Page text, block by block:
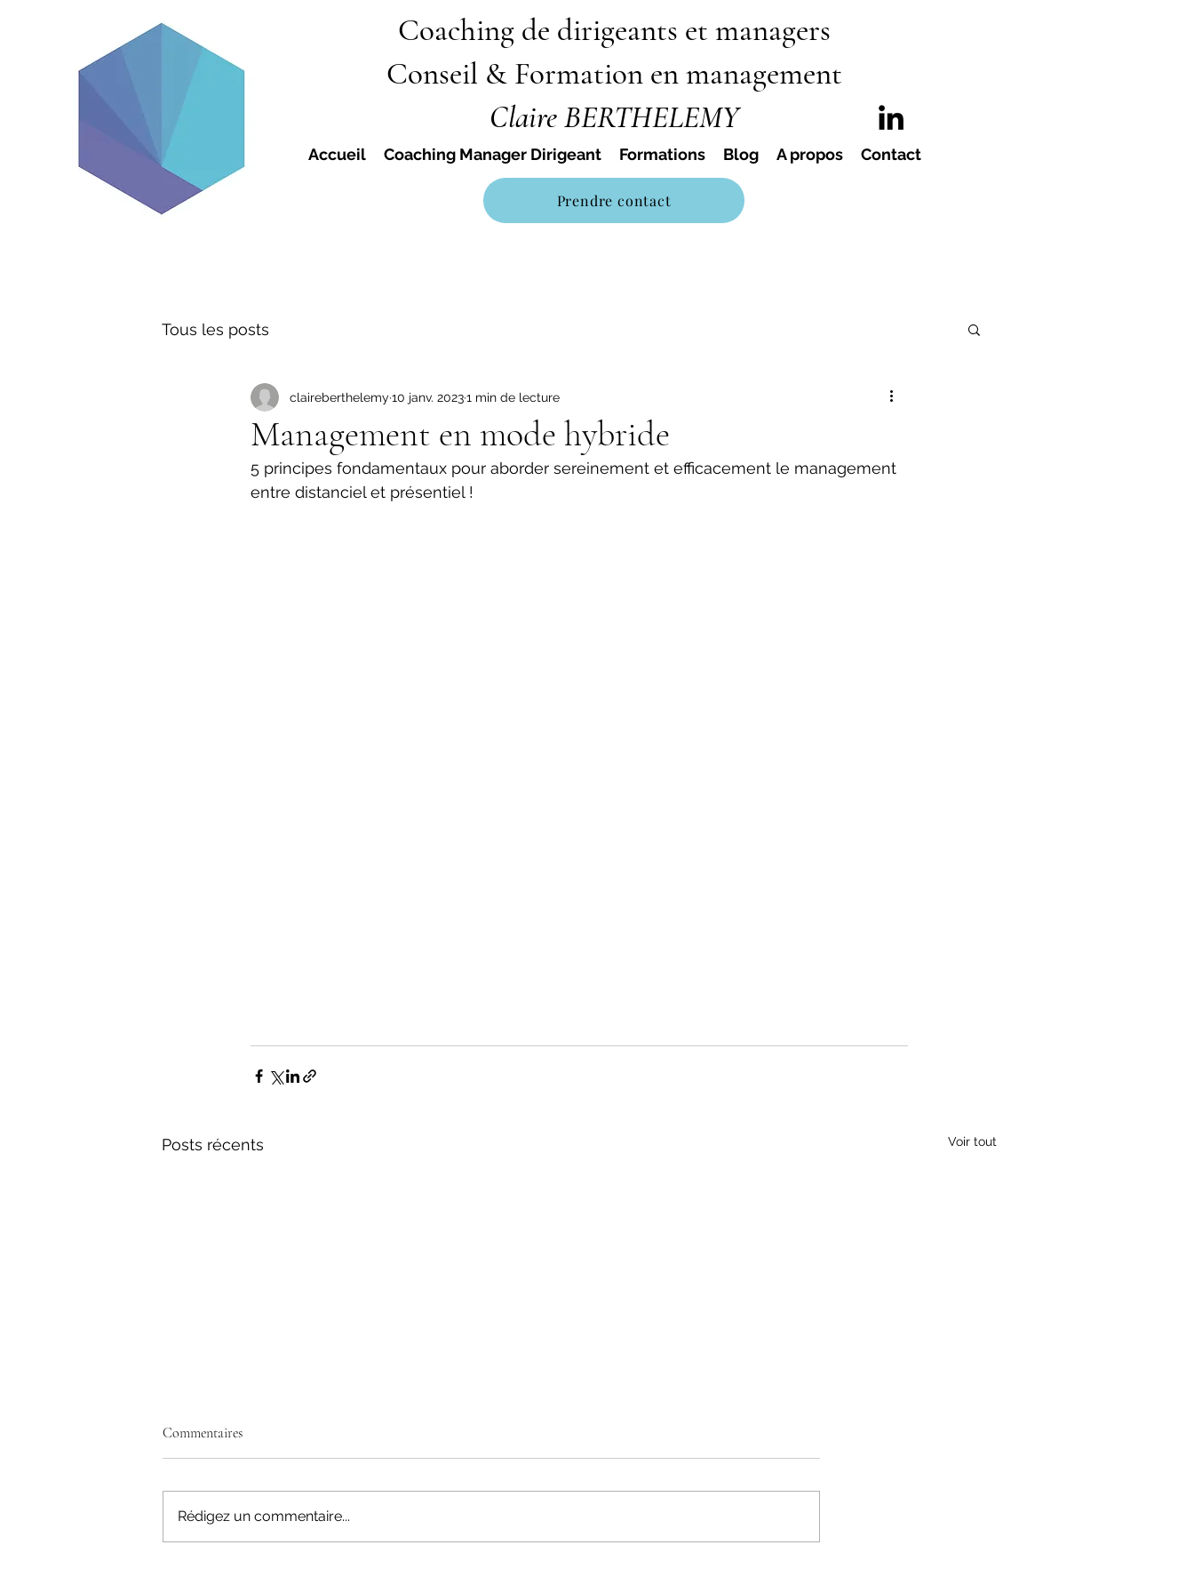
Coaching de dirigeants et managers
Conseil & Formation en management
Claire BERTHELEMY
Accueil Coaching Manager Dirigeant Formations Blog A propos Contact
Prendre contact
Tous les posts
Management en mode hybride
claireberthelemy 10 janv. 20231 min de lecture
5 principes fondamentaux pour aborder sereinement et efficacement le management
entre distanciel et présentiel !
Posts récents Voir tout
Commentaires
Rédigez un commentaire...